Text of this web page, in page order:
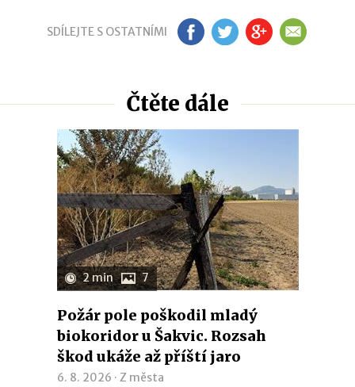
SDÍLEJTE S OSTATNÍMI FB TW GP EM
Čtěte dále
2 min 7
Požár pole poškodil mladý
biokoridor u Šakvic. Rozsah
škod ukáže až příští jaro
6. 8. 2026 · Z města